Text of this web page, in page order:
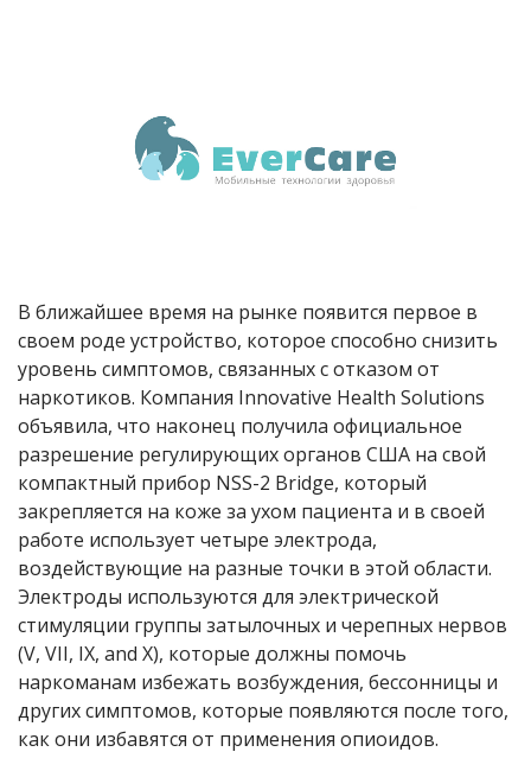
В ближайшее время на рынке появится первое в
своем роде устройство, которое способно снизить
уровень симптомов, связанных с отказом от
наркотиков. Компания Innovative Health Solutions
объявила, что наконец получила официальное
разрешение регулирующих органов США на свой
компактный прибор NSS-2 Bridge, который
закрепляется на коже за ухом пациента и в своей
работе использует четыре электрода,
воздействующие на разные точки в этой области.
Электроды используются для электрической
стимуляции группы затылочных и черепных нервов
(V, VII, IX, and X), которые должны помочь
наркоманам избежать возбуждения, бессонницы и
других симптомов, которые появляются после того,
как они избавятся от применения опиоидов.